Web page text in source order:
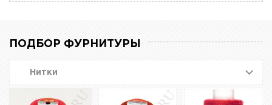
ПОДБОР ФУРНИТУРЫ
Нитки